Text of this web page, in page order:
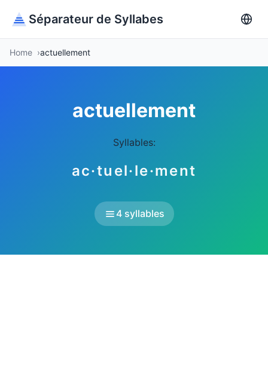
Séparateur de Syllabes
Home actuellement
actuellement
Syllables:
ac·tuel·le·ment
4 syllables